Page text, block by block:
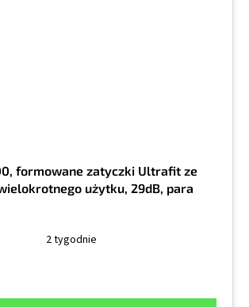
formowane zatyczki Ultrafit ze
użytku, 29dB, para
2 tygodnie